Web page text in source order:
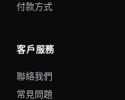
付款方式
客戶服務
聯絡我們
常見問題